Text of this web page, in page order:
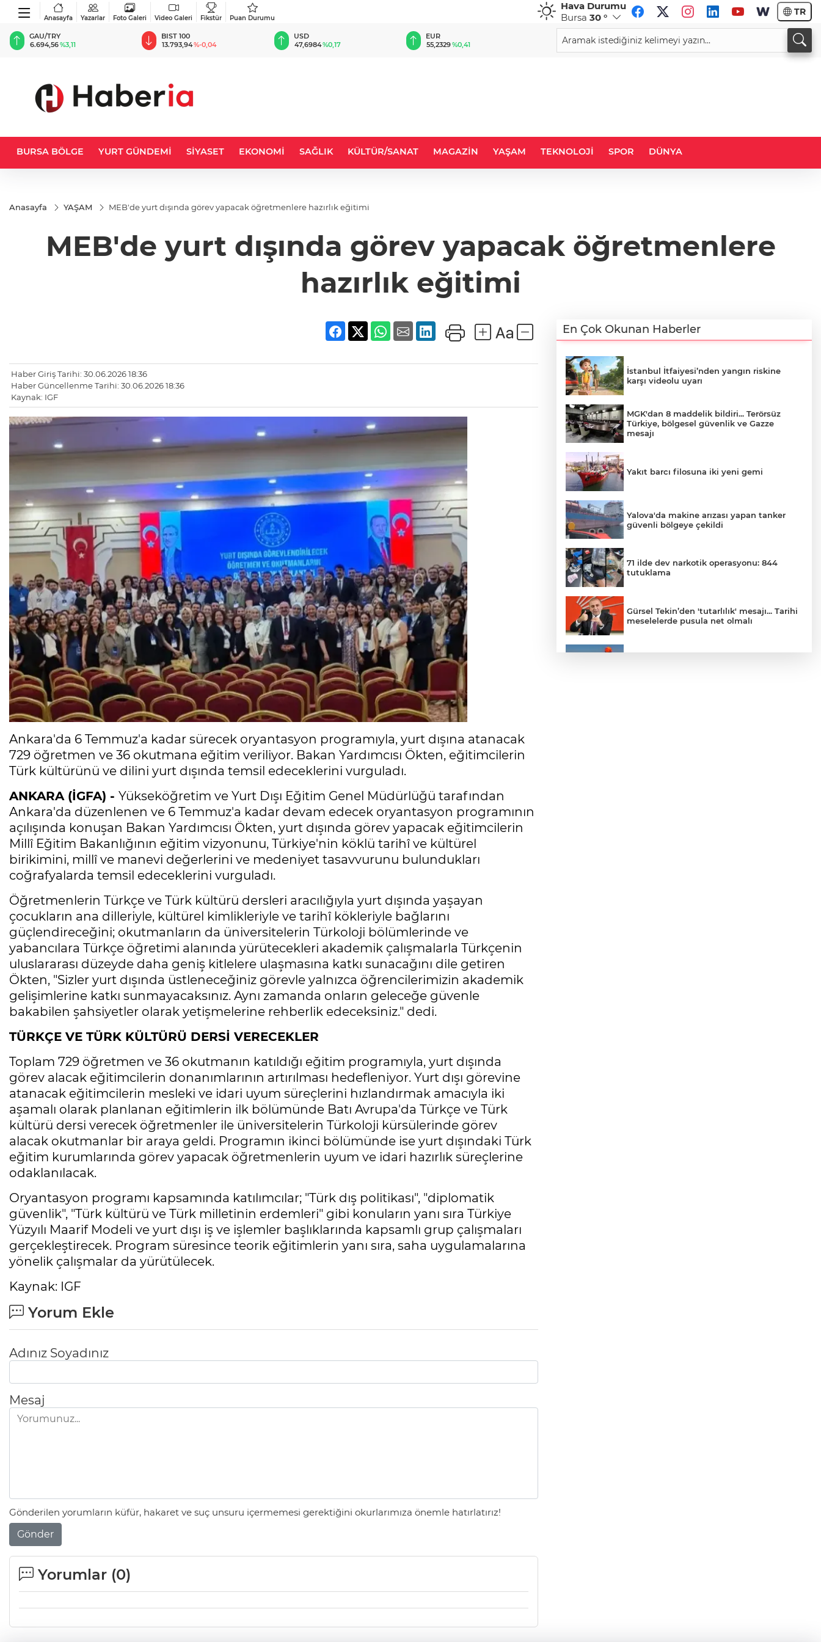
Anasayfa Yazarlar Foto Galeri Video Galeri Fikstür Puan Durumu
Hava Durumu
Bursa 30 ° TR
BIST 100
13.793,94 %-0,04
USD
47,6984%0,17
EUR
55,2329%0,41
GBP
64,4644%0,47
CHF
59,0581 %0,84
34,1895
BURSA BÖLGE YURT GÜNDEMİ SİYASET EKONOMİ SAĞLIK KÜLTÜR/SANAT MAGAZİN YAŞAM TEKNOLOJİ SPOR DÜNYA
Anasayfa YAŞAM MEB'de yurt dışında görev yapacak öğretmenlere hazırlık eğitimi
MEB'de yurt dışında görev yapacak öğretmenlere
hazırlık eğitimi
Haber Giriş Tarihi: 30.06.2026 18:36
Haber Güncellenme Tarihi: 30.06.2026 18:36
Kaynak: IGF
Ankara'da 6 Temmuz'a kadar sürecek oryantasyon programıyla, yurt dışına atanacak
729 öğretmen ve 36 okutmana eğitim veriliyor. Bakan Yardımcısı Ökten, eğitimcilerin
Türk kültürünü ve dilini yurt dışında temsil edeceklerini vurguladı.
ANKARA (İGFA) - Yükseköğretim ve Yurt Dışı Eğitim Genel Müdürlüğü tarafından
Ankara'da düzenlenen ve 6 Temmuz'a kadar devam edecek oryantasyon programının
açılışında konuşan Bakan Yardımcısı Ökten, yurt dışında görev yapacak eğitimcilerin
Millî Eğitim Bakanlığının eğitim vizyonunu, Türkiye'nin köklü tarihî ve kültürel
birikimini, millî ve manevi değerlerini ve medeniyet tasavvurunu bulundukları
coğrafyalarda temsil edeceklerini vurguladı.
Öğretmenlerin Türkçe ve Türk kültürü dersleri aracılığıyla yurt dışında yaşayan
çocukların ana dilleriyle, kültürel kimlikleriyle ve tarihî kökleriyle bağlarını
güçlendireceğini; okutmanların da üniversitelerin Türkoloji bölümlerinde ve
yabancılara Türkçe öğretimi alanında yürütecekleri akademik çalışmalarla Türkçenin
uluslararası düzeyde daha geniş kitlelere ulaşmasına katkı sunacağını dile getiren
Ökten, "Sizler yurt dışında üstleneceğiniz görevle yalnızca öğrencilerimizin akademik
gelişimlerine katkı sunmayacaksınız. Aynı zamanda onların geleceğe güvenle
bakabilen şahsiyetler olarak yetişmelerine rehberlik edeceksiniz." dedi.
TÜRKÇE VE TÜRK KÜLTÜRÜ DERSİ VERECEKLER
Toplam 729 öğretmen ve 36 okutmanın katıldığı eğitim programıyla, yurt dışında
görev alacak eğitimcilerin donanımlarının artırılması hedefleniyor. Yurt dışı görevine
atanacak eğitimcilerin mesleki ve idari uyum süreçlerini hızlandırmak amacıyla iki
aşamalı olarak planlanan eğitimlerin ilk bölümünde Batı Avrupa'da Türkçe ve Türk
kültürü dersi verecek öğretmenler ile üniversitelerin Türkoloji kürsülerinde görev
alacak okutmanlar bir araya geldi. Programın ikinci bölümünde ise yurt dışındaki Türk
eğitim kurumlarında görev yapacak öğretmenlerin uyum ve idari hazırlık süreçlerine
odaklanılacak.
Oryantasyon programı kapsamında katılımcılar; "Türk dış politikası", "diplomatik
güvenlik", "Türk kültürü ve Türk milletinin erdemleri" gibi konuların yanı sıra Türkiye
Yüzyılı Maarif Modeli ve yurt dışı iş ve işlemler başlıklarında kapsamlı grup çalışmaları
gerçekleştirecek. Program süresince teorik eğitimlerin yanı sıra, saha uygulamalarına
yönelik çalışmalar da yürütülecek.
Kaynak: IGF
Yorum Ekle
Adınız Soyadınız
Mesaj
Gönderilen yorumların küfür, hakaret ve suç unsuru içermemesi gerektiğini okurlarımıza önemle hatırlatırız!
Gönder
Yorumlar (0)
En Çok Okunan Haberler
İstanbul İtfaiyesi’nden yangın riskine
karşı videolu uyarı
MGK'dan 8 maddelik bildiri... Terörsüz
Türkiye, bölgesel güvenlik ve Gazze
mesajı
Yakıt barcı filosuna iki yeni gemi
Yalova'da makine arızası yapan tanker
güvenli bölgeye çekildi
71 ilde dev narkotik operasyonu: 844
tutuklama
Gürsel Tekin’den 'tutarlılık' mesajı... Tarihi
meselelerde pusula net olmalı